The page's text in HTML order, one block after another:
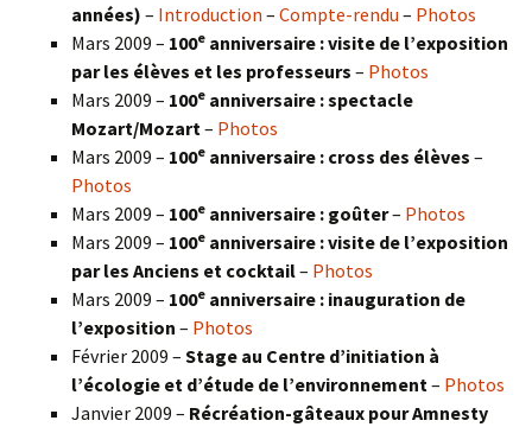
années) – Introduction – Compte-rendu – Photos
Mars 2009 – 100e anniversaire : visite de l’exposition
par les élèves et les professeurs – Photos
Mars 2009 – 100e anniversaire : spectacle
Mozart/Mozart – Photos
Mars 2009 – 100e anniversaire : cross des élèves –
Photos
Mars 2009 – 100e anniversaire : goûter– Photos
Mars 2009 – 100e anniversaire : visite de l’exposition
par les Anciens et cocktail– Photos
Mars 2009 – 100e anniversaire : inauguration de
l’exposition – Photos
Février 2009 – Stage au Centre d’initiation à
l’écologie et d’étude de l’environnement – Photos
Janvier 2009 – Récréation-gâteaux pour Amnesty